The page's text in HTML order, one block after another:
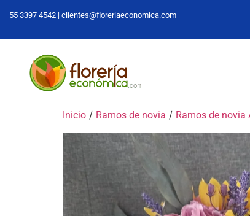
55 3397 4542 | clientes@floreriaeconomica.com
Inicio / Ramos de novia / Ramos de novia